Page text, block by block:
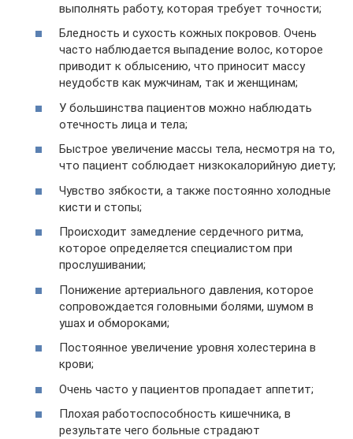
выполнять работу, которая требует точности;
Бледность и сухость кожных покровов. Очень
часто наблюдается выпадение волос, которое
приводит к облысению, что приносит массу
неудобств как мужчинам, так и женщинам;
У большинства пациентов можно наблюдать
отечность лица и тела;
Быстрое увеличение массы тела, несмотря на то,
что пациент соблюдает низкокалорийную диету;
Чувство зябкости, а также постоянно холодные
кисти и стопы;
Происходит замедление сердечного ритма,
которое определяется специалистом при
прослушивании;
Понижение артериального давления, которое
сопровождается головными болями, шумом в
ушах и обмороками;
Постоянное увеличение уровня холестерина в
крови;
Очень часто у пациентов пропадает аппетит;
Плохая работоспособность кишечника, в
результате чего больные страдают